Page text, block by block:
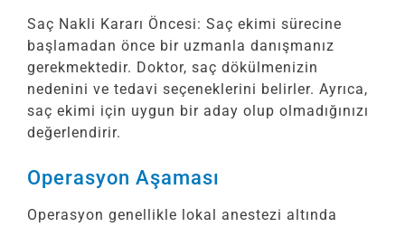
Saç Nakli Kararı Öncesi: Saç ekimi sürecine
başlamadan önce bir uzmanla danışmanız
gerekmektedir. Doktor, saç dökülmenizin
nedenini ve tedavi seçeneklerini belirler. Ayrıca,
saç ekimi için uygun bir aday olup olmadığınızı
değerlendirir.
Operasyon Aşaması
Operasyon genellikle lokal anestezi altında